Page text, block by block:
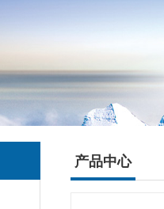
产品中心